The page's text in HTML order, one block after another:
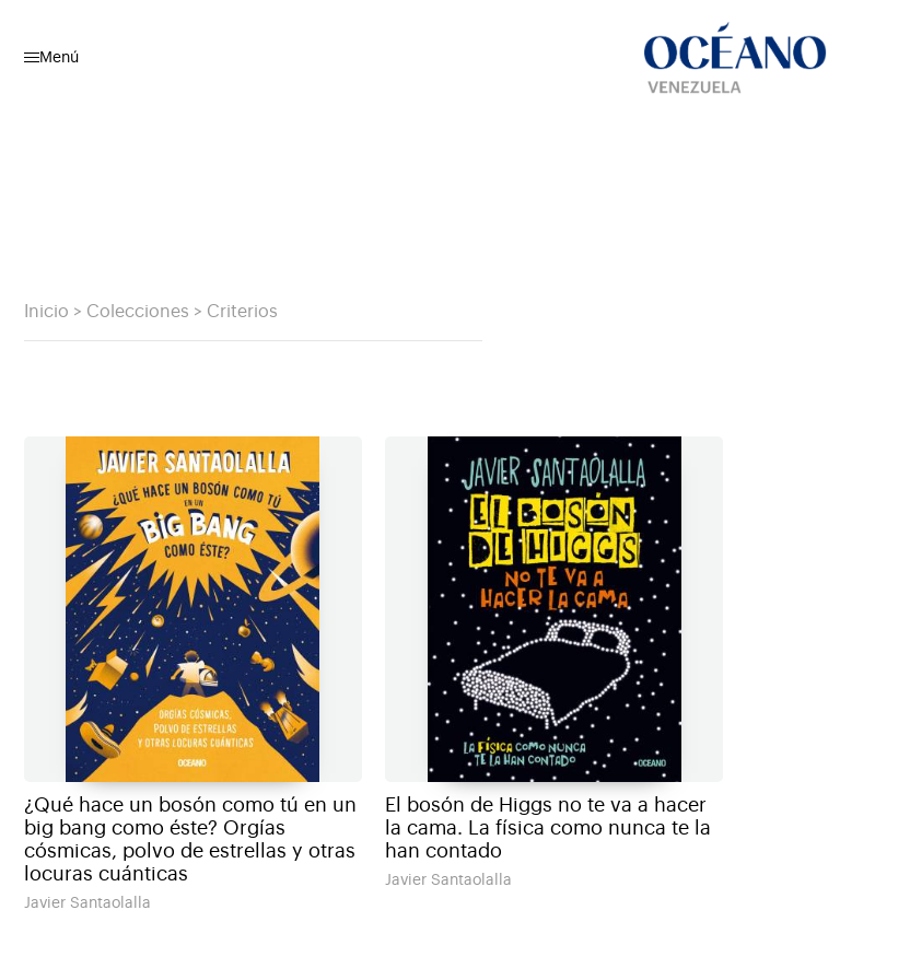
Menú
Inicio > Colecciones > Criterios
¿Qué hace un bosón como tú en un
big bang como éste? Orgías
cósmicas, polvo de estrellas y otras
locuras cuánticas
Javier Santaolalla
El bosón de Higgs no te va a hacer
la cama. La física como nunca te la
han contado
Javier Santaolalla